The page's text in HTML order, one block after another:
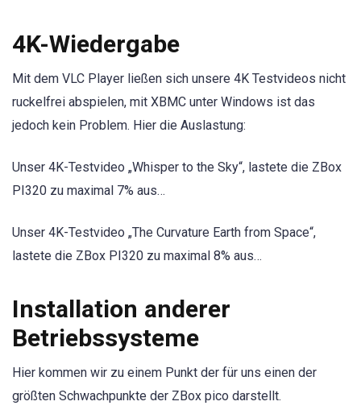
4K-Wiedergabe
Mit dem VLC Player ließen sich unsere 4K Testvideos nicht
ruckelfrei abspielen, mit XBMC unter Windows ist das
jedoch kein Problem. Hier die Auslastung:
Unser 4K-Testvideo „Whisper to the Sky“, lastete die ZBox
PI320 zu maximal 7% aus…
Unser 4K-Testvideo „The Curvature Earth from Space“,
lastete die ZBox PI320 zu maximal 8% aus…
Installation anderer
Betriebssysteme
Hier kommen wir zu einem Punkt der für uns einen der
größten Schwachpunkte der ZBox pico darstellt.